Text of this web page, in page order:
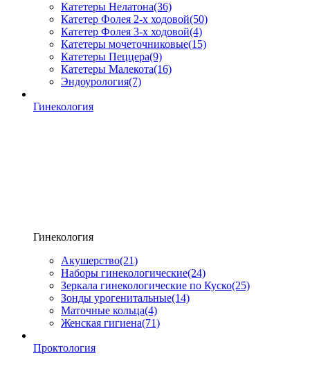
Катетеры Нелатона(36)
Катетер Фолея 2-х ходовой(50)
Катетер Фолея 3-х ходовой(4)
Катетеры мочеточниковые(15)
Катетеры Пеццера(9)
Катетеры Малекота(16)
Эндоурология(7)
Гинекология
Гинекология
Акушерство(21)
Наборы гинекологические(24)
Зеркала гинекологические по Куско(25)
Зонды урогенитальные(14)
Маточные кольца(4)
Женская гигиена(71)
Проктология